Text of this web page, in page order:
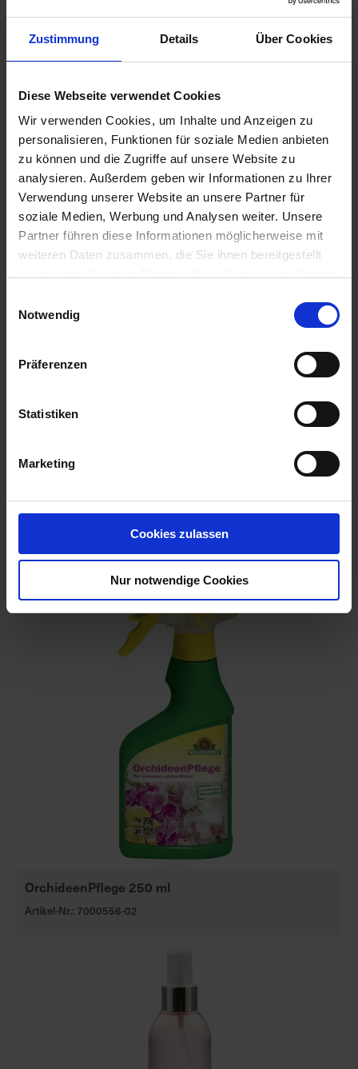
Zustimmung Details Über Cookies
Diese Webseite verwendet Cookies
Wir verwenden Cookies, um Inhalte und Anzeigen zu
personalisieren, Funktionen für soziale Medien anbieten
zu können und die Zugriffe auf unsere Website zu
analysieren. Außerdem geben wir Informationen zu Ihrer
Verwendung unserer Website an unsere Partner für
soziale Medien, Werbung und Analysen weiter. Unsere
Partner führen diese Informationen möglicherweise mit
weiteren Daten zusammen, die Sie ihnen bereitgestellt
Notwendig
Präferenzen
Statistiken
Marketing
Cookies zulassen
Nur notwendige Cookies
Seramis Outdoor Pflanz-Gran. Beet-, Balkon- &
Kübelpflanz
Artikel-Nr.: 7000835-01-cfg
Ähnliche Produkte
OrchideenPflege 250 ml
Artikel-Nr.: 7000556-02